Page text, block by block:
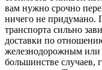
вам нужно срочно
ничего не придумано.
транспорта сильно
доставки по
железнодорожным
большинстве случаев,